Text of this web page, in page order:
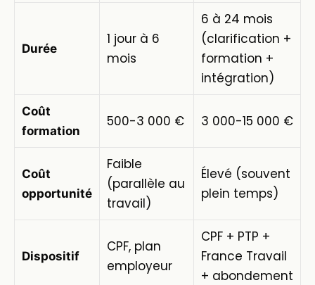
Durée
1 jour à 6
mois
6 à 24 mois
(clarification +
formation +
intégration)
Coût
formation
500-3 000 € 3 000-15 000 €
Coût
opportunité
Faible
(parallèle au
travail)
Élevé (souvent
plein temps)
Dispositif
CPF, plan
employeur
CPF + PTP +
France Travail
+ abondement